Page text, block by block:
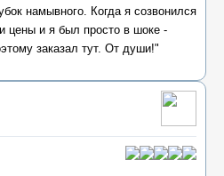
намывного. Когда я созвонился
цены и я был просто в шоке -
заказал тут. От души!"